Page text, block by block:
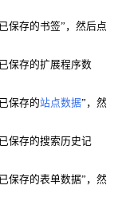
保存的书签”，然后点
保存的扩展程序数
保存的站点数据”，然
保存的搜索历史记
保存的表单数据”，然